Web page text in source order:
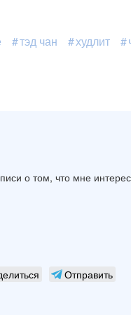
тэд чан худлит
о том, что мне
Отправить